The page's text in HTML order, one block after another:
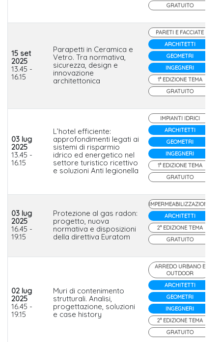
GRATUITO
15 set
2025
13.45 -
16.15
Parapetti in Ceramica e
Vetro. Tra normativa,
sicurezza, design e
innovazione
architettonica
PARETI E FACCIATE
ARCHITETTI
GEOMETRI
INGEGNERI
1° EDIZIONE TEMA
GRATUITO
03 lug
2025
13.45 -
16.15
L’hotel efficiente:
approfondimenti legati ai
sistemi di risparmio
idrico ed energetico nel
settore turistico ricettivo
e soluzioni Anti legionella
IMPIANTI IDRICI
ARCHITETTI
GEOMETRI
INGEGNERI
1° EDIZIONE TEMA
GRATUITO
03 lug
2025
16.45 -
19.15
Protezione al gas radon:
progetto, nuova
normativa e disposizioni
della direttiva Euratom
IMPERMEABILIZZAZIONE
ARCHITETTI
2° EDIZIONE TEMA
GRATUITO
02 lug
2025
16.45 -
19.15
Muri di contenimento
strutturali. Analisi,
progettazione, soluzioni
e case history
ARREDO URBANO E
OUTDOOR
ARCHITETTI
GEOMETRI
INGEGNERI
2° EDIZIONE TEMA
GRATUITO